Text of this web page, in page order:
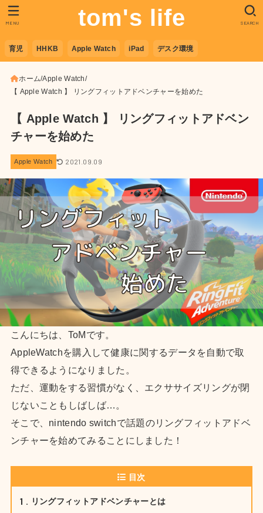
tom's life
育児 HHKB Apple Watch iPad デスク環境
SEARCH
MENU
ホーム Apple Watch
【 Apple Watch 】 リングフィットアドベンチャーを始めた
【 Apple Watch 】 リングフィットアドベン
チャーを始めた
Apple Watch 2021.09.09
こんにちは、ToMです。
AppleWatchを購入して健康に関するデータを自動で取
得できるようになりました。
ただ、運動をする習慣がなく、エクササイズリングが閉
じないこともしばしば…。
そこで、nintendo switchで話題のリングフィットアドベ
ンチャーを始めてみることにしました！
目次
1 リングフィットアドベンチャーとは